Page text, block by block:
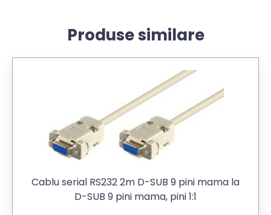
Produse similare
Cablu serial RS232 2m D-SUB 9 pini mama la
D-SUB 9 pini mama, pini 1:1